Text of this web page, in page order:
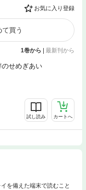
お気に入り登録
買う
1巻から | 最新刊から
せめぎあい
試し読み カートへ
を備えた端末で読むこと